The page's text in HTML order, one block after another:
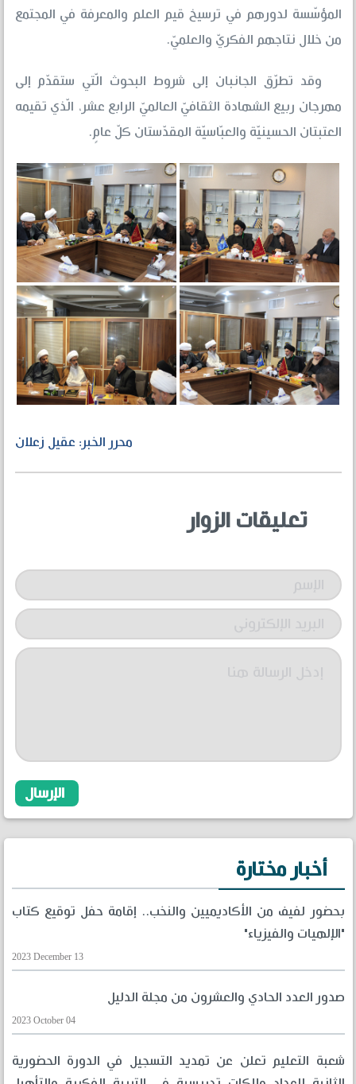
المؤسّسة لدورهم في ترسيخ قيم العلم والمعرفة في المجتمع
من خلال نتاجهم الفكريّ والعلميّ.
وقد تطرّق الجانبان إلى شروط البحوث الّتي ستقدّم إلى
مهرجان ربيع الشهادة الثقافيّ العالميّ الرابع عشر، الّذي تقيمه
العتبتان الحسينيّة والعبّاسيّة المقدّستان كلّ عامٍ.
محرر الخبر: عقيل زعلان
تعليقات الزوار
أخبار مختارة
بحضور لفيف من الأكاديميين والنخب.. إقامة حفل توقيع كتاب
"الإلهيات والفيزياء"
2023 December 13
صدور العدد الحادي والعشرون من مجلة الدليل
2023 October 04
شعبة التعليم تعلن عن تمديد التسجيل في الدورة الحضورية